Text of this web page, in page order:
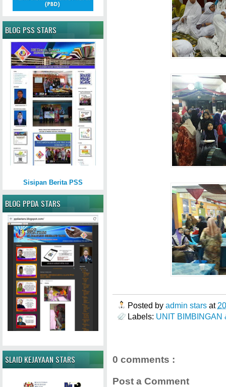
Posted by admin stars at
Labels: UNIT BIMBINGAN
0 comments :
Post a Comment
BLOG PSS STARS
Sisipan Berita PSS
BLOG PPDA STARS
SLAID KEJAYAAN STARS